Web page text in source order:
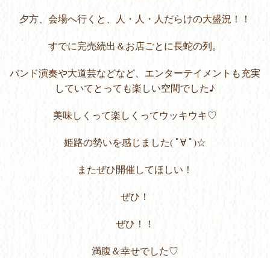
夕方、会場へ行くと、人・人・人だらけの大盛況！！
すでに完売続出＆お店ごとに長蛇の列。
バンド演奏や大道芸などなど、エンターテイメントも充実
していてとっても楽しい空間でした♪
美味しくって楽しくってウッキウキ♡
姫路の勢いを感じました( ﾟ∀ ﾟ)☆
またぜひ開催してほしい！
ぜひ！
ぜひ！！
満腹＆幸せでした♡